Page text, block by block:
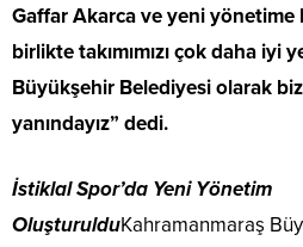
Gaffar Akarca ve yeni yönetime
birlikte takımımızı çok daha iyi
Büyükşehir Belediyesi olarak
yanındayız” dedi.
İstiklal Spor’da Yeni Yönetim
OluşturulduKahramanmaraş